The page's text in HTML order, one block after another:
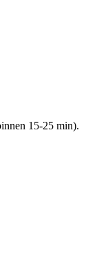
15-25 min).